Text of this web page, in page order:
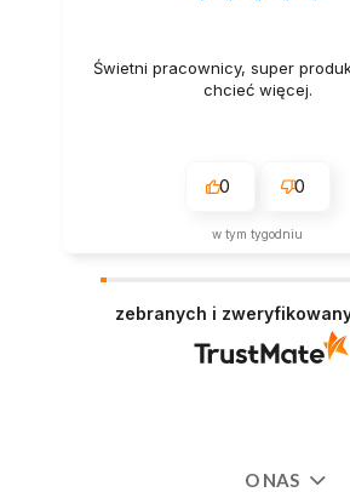
Świetni pracownicy, super
chcieć więcej.
0 0
w tym tygodniu
zebranych i
O NAS